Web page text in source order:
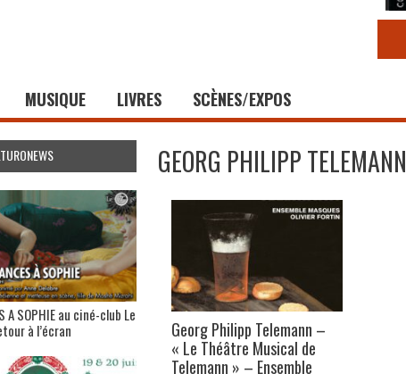
MUSIQUE LIVRES SCÈNES/EXPOS
GEORG PHILIPP TELEMANN
Georg Philipp Telemann –
« Le Théâtre Musical de
Telemann » – Ensemble
A SOPHIE au ciné-club Le
à l’écran